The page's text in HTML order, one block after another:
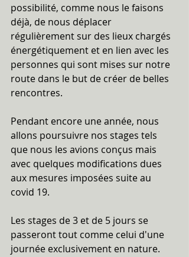
possibilité, comme nous le faisons
déjà, de nous déplacer
régulièrement sur des lieux chargés
énergétiquement et en lien avec les
personnes qui sont mises sur notre
route dans le but de créer de belles
rencontres.
Pendant encore une année, nous
allons poursuivre nos stages tels
que nous les avions conçus mais
avec quelques modifications dues
aux mesures imposées suite au
covid 19.
Les stages de 3 et de 5 jours se
passeront tout comme celui d'une
journée exclusivement en nature.